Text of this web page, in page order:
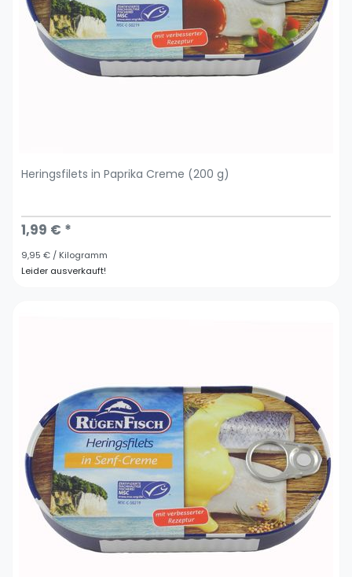
Heringsfilets in Paprika Creme (200 g)
1,99 € *
9,95 € / Kilogramm
Leider ausverkauft!